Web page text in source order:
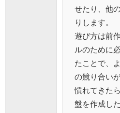
せたり、他
りします。
遊び方は前
ルのために
たことで、
の競り合い
慣れてきた
盤を作成し